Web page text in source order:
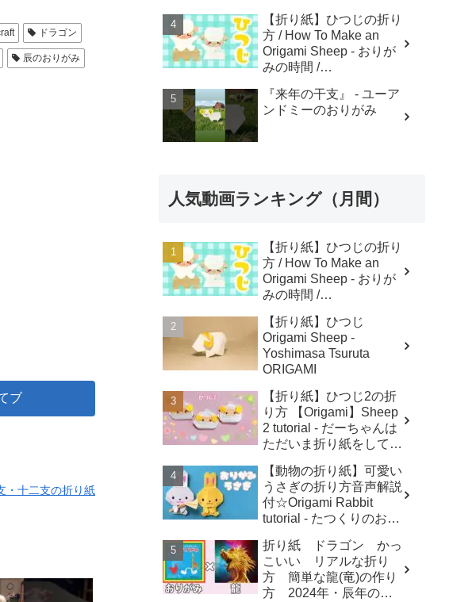
ドラゴン
辰のおりがみ
ブ
・十二支の折り紙
【折り紙】ひつじの折り
方 / How To Make an
Origami Sheep - おりが
みの時間 /
『来年の干支』 - ユーア
ンドミーのおりがみ
人気動画ランキング（月間）
【折り紙】ひつじの折り
方 / How To Make an
Origami Sheep - おりが
みの時間 /
【折り紙】ひつじ
Origami Sheep -
Yoshimasa Tsuruta
ORIGAMI
【折り紙】ひつじ2の折
り方 【Origami】Sheep
2 tutorial - だーちゃんは
ただいま折り紙をしてま
【動物の折り紙】可愛い
うさぎの折り方音声解説
付☆Origami Rabbit
tutorial - たつくりのおり
折り紙 ドラゴン かっ
こいい リアルな折り
方 簡単な龍(竜)の作り
方 2024年・辰年の干